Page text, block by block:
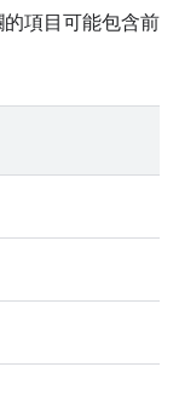
的項目可能包含前